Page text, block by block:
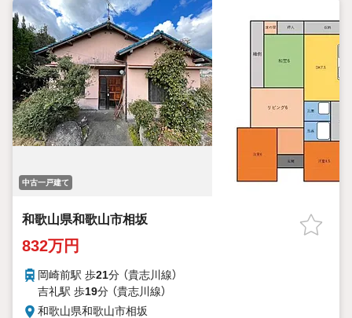
中古一戸建て
和歌山県和歌山市相坂
832万円
岡崎前駅 歩21分 （貴志川線）
吉礼駅 歩19分 （貴志川線）
和歌山県和歌山市相坂